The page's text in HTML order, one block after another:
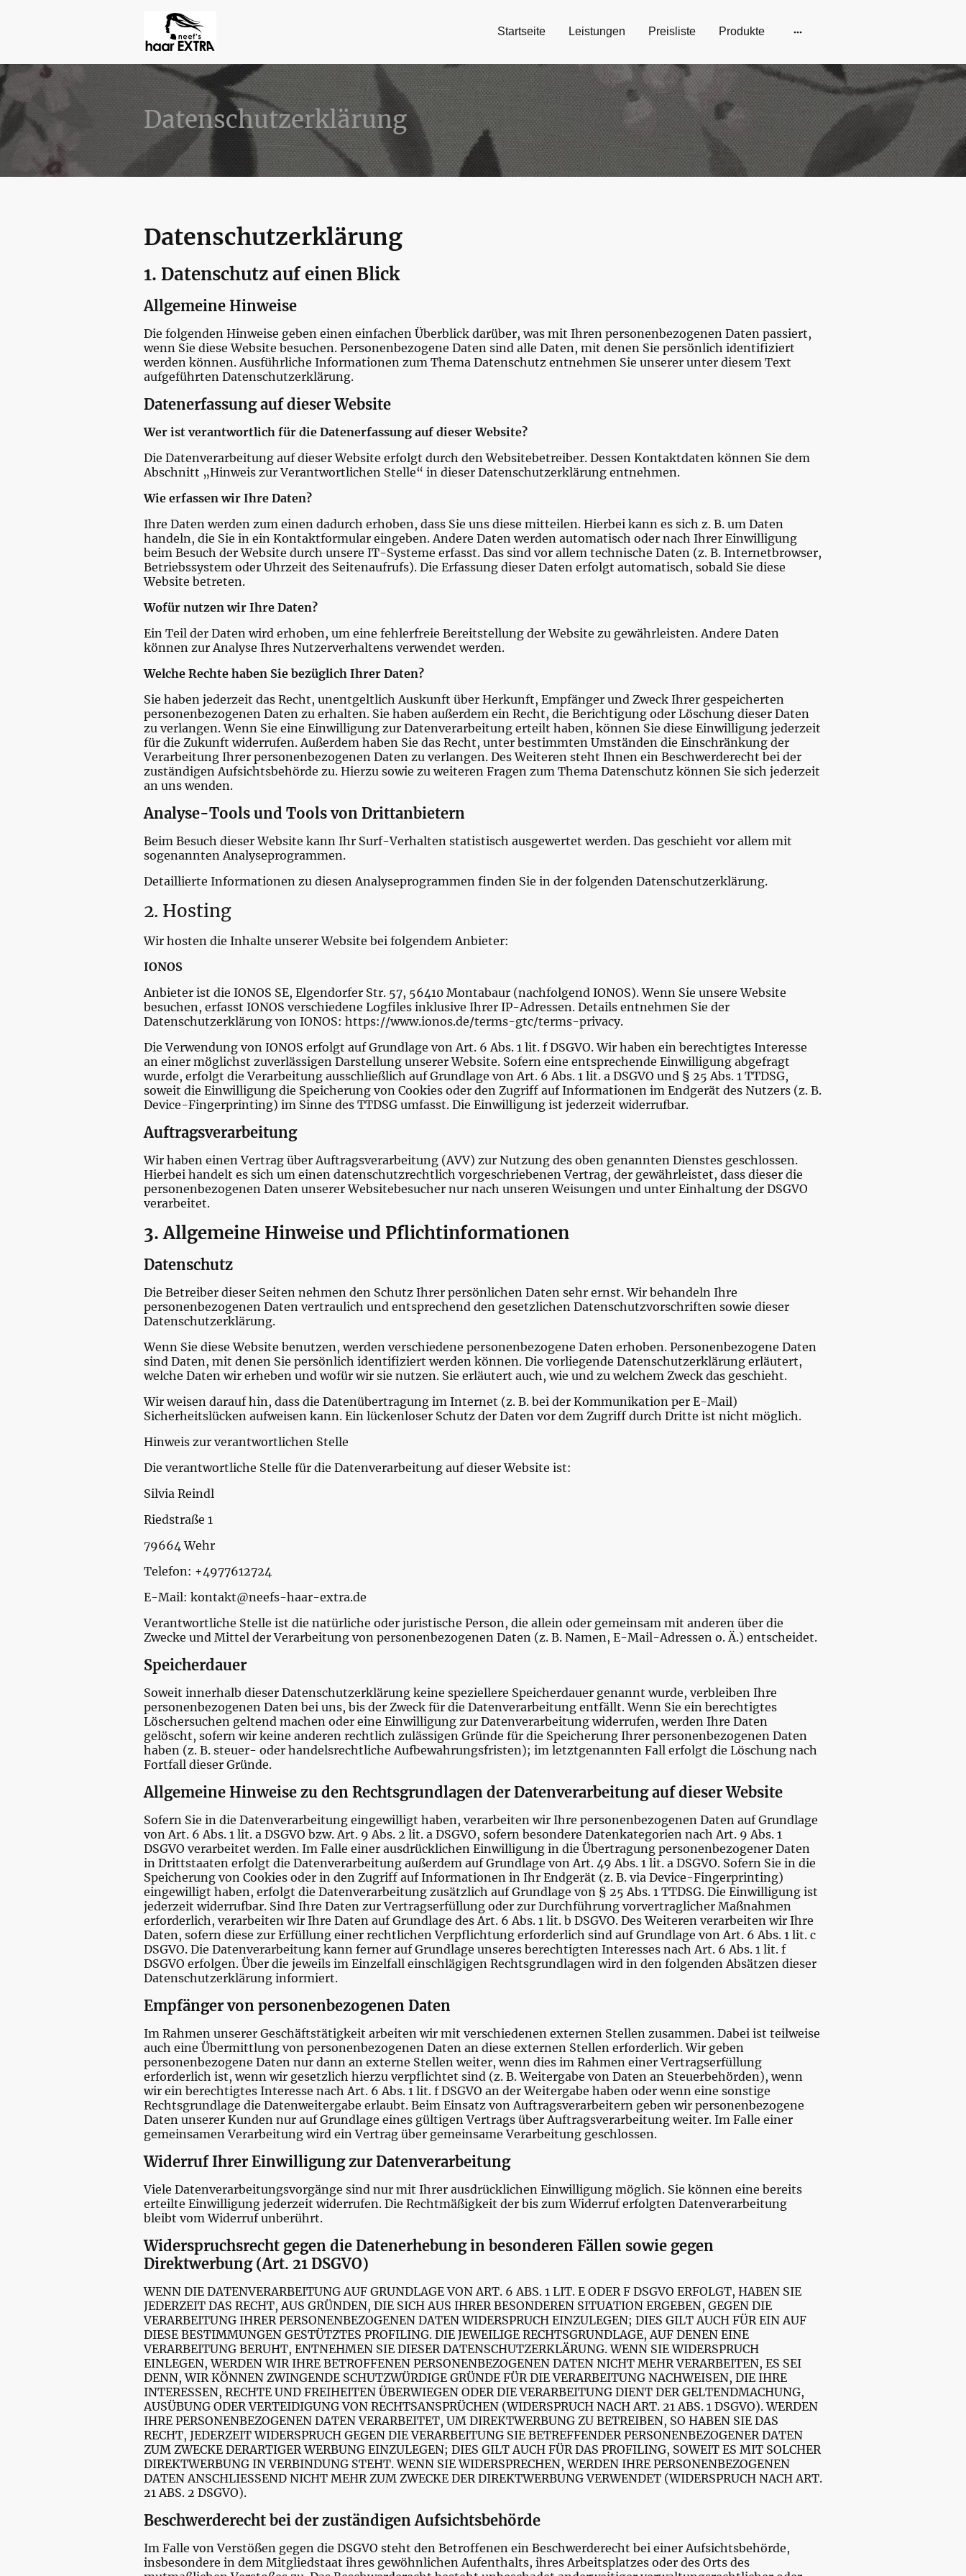
Startseite Leistungen Preisliste Produkte
Datenschutzerklärung
Datenschutzerklärung
1. Datenschutz auf einen Blick
Allgemeine Hinweise
Die folgenden Hinweise geben einen einfachen Überblick darüber, was mit Ihren personenbezogenen Daten passiert,
wenn Sie diese Website besuchen. Personenbezogene Daten sind alle Daten, mit denen Sie persönlich identifiziert
werden können. Ausführliche Informationen zum Thema Datenschutz entnehmen Sie unserer unter diesem Text
aufgeführten Datenschutzerklärung.
Datenerfassung auf dieser Website
Wer ist verantwortlich für die Datenerfassung auf dieser Website?
Die Datenverarbeitung auf dieser Website erfolgt durch den Websitebetreiber. Dessen Kontaktdaten können Sie dem
Abschnitt „Hinweis zur Verantwortlichen Stelle“ in dieser Datenschutzerklärung entnehmen.
Wie erfassen wir Ihre Daten?
Ihre Daten werden zum einen dadurch erhoben, dass Sie uns diese mitteilen. Hierbei kann es sich z. B. um Daten
handeln, die Sie in ein Kontaktformular eingeben. Andere Daten werden automatisch oder nach Ihrer Einwilligung
beim Besuch der Website durch unsere IT-Systeme erfasst. Das sind vor allem technische Daten (z. B. Internetbrowser,
Betriebssystem oder Uhrzeit des Seitenaufrufs). Die Erfassung dieser Daten erfolgt automatisch, sobald Sie diese
Website betreten.
Wofür nutzen wir Ihre Daten?
Ein Teil der Daten wird erhoben, um eine fehlerfreie Bereitstellung der Website zu gewährleisten. Andere Daten
können zur Analyse Ihres Nutzerverhaltens verwendet werden.
Welche Rechte haben Sie bezüglich Ihrer Daten?
Sie haben jederzeit das Recht, unentgeltlich Auskunft über Herkunft, Empfänger und Zweck Ihrer gespeicherten
personenbezogenen Daten zu erhalten. Sie haben außerdem ein Recht, die Berichtigung oder Löschung dieser Daten
zu verlangen. Wenn Sie eine Einwilligung zur Datenverarbeitung erteilt haben, können Sie diese Einwilligung jederzeit
für die Zukunft widerrufen. Außerdem haben Sie das Recht, unter bestimmten Umständen die Einschränkung der
Verarbeitung Ihrer personenbezogenen Daten zu verlangen. Des Weiteren steht Ihnen ein Beschwerderecht bei der
zuständigen Aufsichtsbehörde zu. Hierzu sowie zu weiteren Fragen zum Thema Datenschutz können Sie sich jederzeit
an uns wenden.
Analyse-Tools und Tools von Drittanbietern
Beim Besuch dieser Website kann Ihr Surf-Verhalten statistisch ausgewertet werden. Das geschieht vor allem mit
sogenannten Analyseprogrammen.
Detaillierte Informationen zu diesen Analyseprogrammen finden Sie in der folgenden Datenschutzerklärung.
2. Hosting
Wir hosten die Inhalte unserer Website bei folgendem Anbieter:
IONOS
Anbieter ist die IONOS SE, Elgendorfer Str. 57, 56410 Montabaur (nachfolgend IONOS). Wenn Sie unsere Website
besuchen, erfasst IONOS verschiedene Logfiles inklusive Ihrer IP-Adressen. Details entnehmen Sie der
Datenschutzerklärung von IONOS: https://www.ionos.de/terms-gtc/terms-privacy.
Die Verwendung von IONOS erfolgt auf Grundlage von Art. 6 Abs. 1 lit. f DSGVO. Wir haben ein berechtigtes Interesse
an einer möglichst zuverlässigen Darstellung unserer Website. Sofern eine entsprechende Einwilligung abgefragt
wurde, erfolgt die Verarbeitung ausschließlich auf Grundlage von Art. 6 Abs. 1 lit. a DSGVO und § 25 Abs. 1 TTDSG,
soweit die Einwilligung die Speicherung von Cookies oder den Zugriff auf Informationen im Endgerät des Nutzers (z. B.
Device-Fingerprinting) im Sinne des TTDSG umfasst. Die Einwilligung ist jederzeit widerrufbar.
Auftragsverarbeitung
Wir haben einen Vertrag über Auftragsverarbeitung (AVV) zur Nutzung des oben genannten Dienstes geschlossen.
Hierbei handelt es sich um einen datenschutzrechtlich vorgeschriebenen Vertrag, der gewährleistet, dass dieser die
personenbezogenen Daten unserer Websitebesucher nur nach unseren Weisungen und unter Einhaltung der DSGVO
verarbeitet.
3. Allgemeine Hinweise und Pflichtinformationen
Datenschutz
Die Betreiber dieser Seiten nehmen den Schutz Ihrer persönlichen Daten sehr ernst. Wir behandeln Ihre
personenbezogenen Daten vertraulich und entsprechend den gesetzlichen Datenschutzvorschriften sowie dieser
Datenschutzerklärung.
Wenn Sie diese Website benutzen, werden verschiedene personenbezogene Daten erhoben. Personenbezogene Daten
sind Daten, mit denen Sie persönlich identifiziert werden können. Die vorliegende Datenschutzerklärung erläutert,
welche Daten wir erheben und wofür wir sie nutzen. Sie erläutert auch, wie und zu welchem Zweck das geschieht.
Wir weisen darauf hin, dass die Datenübertragung im Internet (z. B. bei der Kommunikation per E-Mail)
Sicherheitslücken aufweisen kann. Ein lückenloser Schutz der Daten vor dem Zugriff durch Dritte ist nicht möglich.
Hinweis zur verantwortlichen Stelle
Die verantwortliche Stelle für die Datenverarbeitung auf dieser Website ist:
Silvia Reindl
Riedstraße 1
79664 Wehr
Telefon: +4977612724
E-Mail: kontakt@neefs-haar-extra.de
Verantwortliche Stelle ist die natürliche oder juristische Person, die allein oder gemeinsam mit anderen über die
Zwecke und Mittel der Verarbeitung von personenbezogenen Daten (z. B. Namen, E-Mail-Adressen o. Ä.) entscheidet.
Speicherdauer
Soweit innerhalb dieser Datenschutzerklärung keine speziellere Speicherdauer genannt wurde, verbleiben Ihre
personenbezogenen Daten bei uns, bis der Zweck für die Datenverarbeitung entfällt. Wenn Sie ein berechtigtes
Löschersuchen geltend machen oder eine Einwilligung zur Datenverarbeitung widerrufen, werden Ihre Daten
gelöscht, sofern wir keine anderen rechtlich zulässigen Gründe für die Speicherung Ihrer personenbezogenen Daten
haben (z. B. steuer- oder handelsrechtliche Aufbewahrungsfristen); im letztgenannten Fall erfolgt die Löschung nach
Fortfall dieser Gründe.
Allgemeine Hinweise zu den Rechtsgrundlagen der Datenverarbeitung auf dieser Website
Sofern Sie in die Datenverarbeitung eingewilligt haben, verarbeiten wir Ihre personenbezogenen Daten auf Grundlage
von Art. 6 Abs. 1 lit. a DSGVO bzw. Art. 9 Abs. 2 lit. a DSGVO, sofern besondere Datenkategorien nach Art. 9 Abs. 1
DSGVO verarbeitet werden. Im Falle einer ausdrücklichen Einwilligung in die Übertragung personenbezogener Daten
in Drittstaaten erfolgt die Datenverarbeitung außerdem auf Grundlage von Art. 49 Abs. 1 lit. a DSGVO. Sofern Sie in die
Speicherung von Cookies oder in den Zugriff auf Informationen in Ihr Endgerät (z. B. via Device-Fingerprinting)
eingewilligt haben, erfolgt die Datenverarbeitung zusätzlich auf Grundlage von § 25 Abs. 1 TTDSG. Die Einwilligung ist
jederzeit widerrufbar. Sind Ihre Daten zur Vertragserfüllung oder zur Durchführung vorvertraglicher Maßnahmen
erforderlich, verarbeiten wir Ihre Daten auf Grundlage des Art. 6 Abs. 1 lit. b DSGVO. Des Weiteren verarbeiten wir Ihre
Daten, sofern diese zur Erfüllung einer rechtlichen Verpflichtung erforderlich sind auf Grundlage von Art. 6 Abs. 1 lit. c
DSGVO. Die Datenverarbeitung kann ferner auf Grundlage unseres berechtigten Interesses nach Art. 6 Abs. 1 lit. f
DSGVO erfolgen. Über die jeweils im Einzelfall einschlägigen Rechtsgrundlagen wird in den folgenden Absätzen dieser
Datenschutzerklärung informiert.
Empfänger von personenbezogenen Daten
Im Rahmen unserer Geschäftstätigkeit arbeiten wir mit verschiedenen externen Stellen zusammen. Dabei ist teilweise
auch eine Übermittlung von personenbezogenen Daten an diese externen Stellen erforderlich. Wir geben
personenbezogene Daten nur dann an externe Stellen weiter, wenn dies im Rahmen einer Vertragserfüllung
erforderlich ist, wenn wir gesetzlich hierzu verpflichtet sind (z. B. Weitergabe von Daten an Steuerbehörden), wenn
wir ein berechtigtes Interesse nach Art. 6 Abs. 1 lit. f DSGVO an der Weitergabe haben oder wenn eine sonstige
Rechtsgrundlage die Datenweitergabe erlaubt. Beim Einsatz von Auftragsverarbeitern geben wir personenbezogene
Daten unserer Kunden nur auf Grundlage eines gültigen Vertrags über Auftragsverarbeitung weiter. Im Falle einer
gemeinsamen Verarbeitung wird ein Vertrag über gemeinsame Verarbeitung geschlossen.
Widerruf Ihrer Einwilligung zur Datenverarbeitung
Viele Datenverarbeitungsvorgänge sind nur mit Ihrer ausdrücklichen Einwilligung möglich. Sie können eine bereits
erteilte Einwilligung jederzeit widerrufen. Die Rechtmäßigkeit der bis zum Widerruf erfolgten Datenverarbeitung
bleibt vom Widerruf unberührt.
Widerspruchsrecht gegen die Datenerhebung in besonderen Fällen sowie gegen
Direktwerbung (Art. 21 DSGVO)
WENN DIE DATENVERARBEITUNG AUF GRUNDLAGE VON ART. 6 ABS. 1 LIT. E ODER F DSGVO ERFOLGT, HABEN SIE
JEDERZEIT DAS RECHT, AUS GRÜNDEN, DIE SICH AUS IHRER BESONDEREN SITUATION ERGEBEN, GEGEN DIE
VERARBEITUNG IHRER PERSONENBEZOGENEN DATEN WIDERSPRUCH EINZULEGEN; DIES GILT AUCH FÜR EIN AUF
DIESE BESTIMMUNGEN GESTÜTZTES PROFILING. DIE JEWEILIGE RECHTSGRUNDLAGE, AUF DENEN EINE
VERARBEITUNG BERUHT, ENTNEHMEN SIE DIESER DATENSCHUTZERKLÄRUNG. WENN SIE WIDERSPRUCH
EINLEGEN, WERDEN WIR IHRE BETROFFENEN PERSONENBEZOGENEN DATEN NICHT MEHR VERARBEITEN, ES SEI
DENN, WIR KÖNNEN ZWINGENDE SCHUTZWÜRDIGE GRÜNDE FÜR DIE VERARBEITUNG NACHWEISEN, DIE IHRE
INTERESSEN, RECHTE UND FREIHEITEN ÜBERWIEGEN ODER DIE VERARBEITUNG DIENT DER GELTENDMACHUNG,
AUSÜBUNG ODER VERTEIDIGUNG VON RECHTSANSPRÜCHEN (WIDERSPRUCH NACH ART. 21 ABS. 1 DSGVO). WERDEN
IHRE PERSONENBEZOGENEN DATEN VERARBEITET, UM DIREKTWERBUNG ZU BETREIBEN, SO HABEN SIE DAS
RECHT, JEDERZEIT WIDERSPRUCH GEGEN DIE VERARBEITUNG SIE BETREFFENDER PERSONENBEZOGENER DATEN
ZUM ZWECKE DERARTIGER WERBUNG EINZULEGEN; DIES GILT AUCH FÜR DAS PROFILING, SOWEIT ES MIT SOLCHER
DIREKTWERBUNG IN VERBINDUNG STEHT. WENN SIE WIDERSPRECHEN, WERDEN IHRE PERSONENBEZOGENEN
DATEN ANSCHLIESSEND NICHT MEHR ZUM ZWECKE DER DIREKTWERBUNG VERWENDET (WIDERSPRUCH NACH ART.
21 ABS. 2 DSGVO).
Beschwerderecht bei der zuständigen Aufsichtsbehörde
Im Falle von Verstößen gegen die DSGVO steht den Betroffenen ein Beschwerderecht bei einer Aufsichtsbehörde,
insbesondere in dem Mitgliedstaat ihres gewöhnlichen Aufenthalts, ihres Arbeitsplatzes oder des Orts des